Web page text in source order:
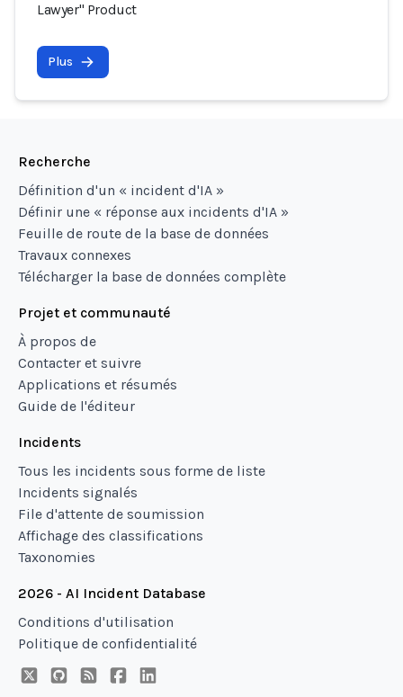
Lawyer" Product
Plus
Recherche
Définition d'un « incident d'IA »
Définir une « réponse aux incidents d'IA »
Feuille de route de la base de données
Travaux connexes
Télécharger la base de données complète
Projet et communauté
À propos de
Contacter et suivre
Applications et résumés
Guide de l'éditeur
Incidents
Tous les incidents sous forme de liste
Incidents signalés
File d'attente de soumission
Affichage des classifications
Taxonomies
2026 - AI Incident Database
Conditions d'utilisation
Politique de confidentialité